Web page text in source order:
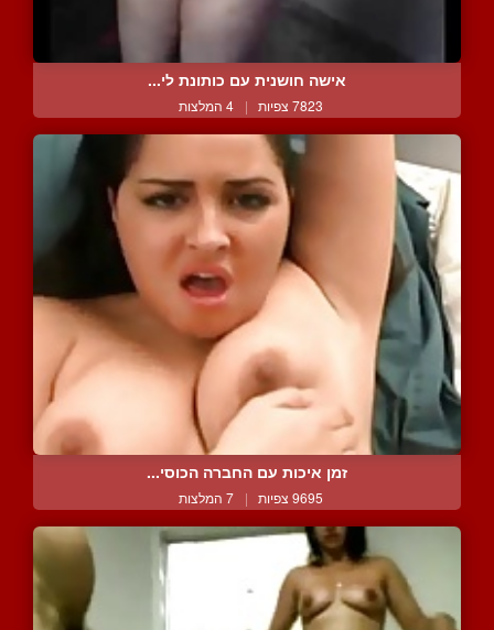
אישה חושנית עם כותונת לי...
7823 צפיות | 4 המלצות
זמן איכות עם החברה הכוסי...
9695 צפיות | 7 המלצות